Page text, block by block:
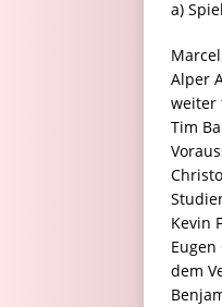
a)
Alper
weiter
Tim
Kevin
dem